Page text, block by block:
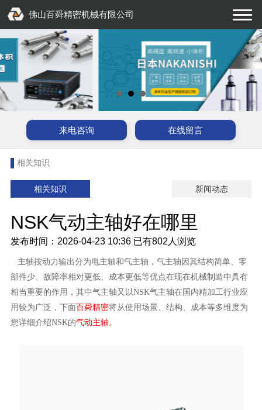
佛山百舜精密机械有限公司
来电咨询 在线留言
相关知识
相关知识 新闻动态
NSK气动主轴好在哪里
发布时间：2026-04-23 10:36 已有802人浏览
主轴按动力输出分为电主轴和气主轴，气主轴因其结构简单、零
部件少、故障率相对更低、成本更低等优点在现在机械制造中具有
相当重要的作用，其中气主轴又以NSK气主轴在国内精加工行业应
用较为广泛，下面百舜精密将从使用场景、结构、成本等多维度为
您详细介绍NSK的气动主轴。